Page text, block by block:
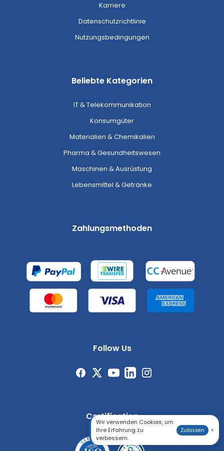
Karriere
Datenschutzrichtlinie
Nutzungsbedingungen
Beliebte Kategorien
IT & Telekommunikation
Konsumgüter
Materialien & Chemikalien
Pharma & Gesundheitswesen
Maschinen & Ausrüstung
Lebensmittel & Getränke
Zahlungsmethoden
Follow Us
Certification
Wir verwenden Cookies, um
Ihre Erfahrung zu
verbessern.
Zulassen ×